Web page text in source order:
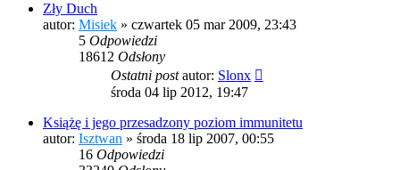
Zły Duch
autor: Misiek » czwartek 05 mar 2009, 23:43
5 Odpowiedzi
18612 Odsłony
Ostatni postautor: Slonx
środa 04 lip 2012, 19:47
Książę i jego przesadzony poziom immunitetu
autor: Isztwan » środa 18 lip 2007, 00:55
16 Odpowiedzi